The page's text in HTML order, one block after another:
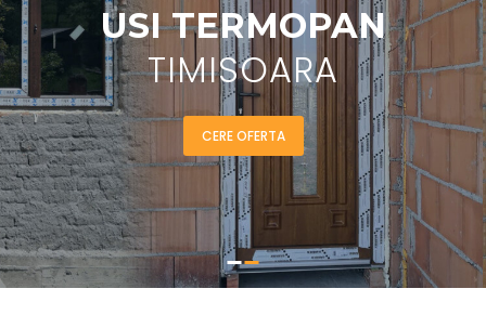
USI TERMOPAN
TIMISOARA
CERE OFERTA